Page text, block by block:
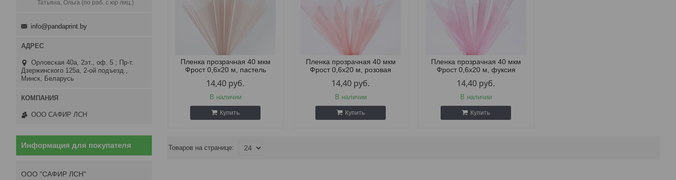
Пленка прозрачная 40 мкм
Фрост 0,6х20 м, пастель
14,40 руб.
В наличии
Купить
Пленка прозрачная 40 мкм
Фрост 0,6х20 м, розовая
14,40 руб.
В наличии
Купить
Пленка прозрачная 40 мкм
Фрост 0,6х20 м, фуксия
14,40 руб.
В наличии
Купить
Татьяна, Ольга (по раб. с юр лиц.)
info@pandaprint.by
Орловская 40а, 2эт., оф. 5 ; Пр-т.
Дзержинского 125а, 2-ой подъезд.,
Минск, Беларусь
ООО САФИР ЛСН
Информация для покупателя
ООО "САФИР ЛСН"